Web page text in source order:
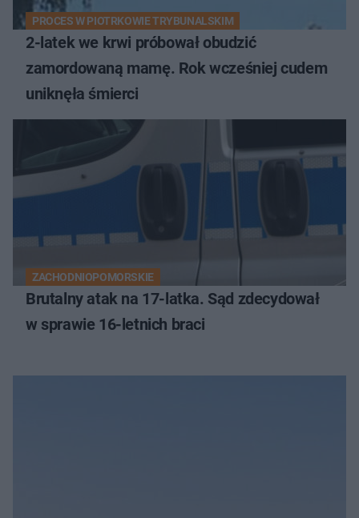
PROCES W PIOTRKOWIE TRYBUNALSKIM
2-latek we krwi próbował obudzić
zamordowaną mamę. Rok wcześniej cudem
uniknęła śmierci
ZACHODNIOPOMORSKIE
Brutalny atak na 17-latka. Sąd zdecydował
w sprawie 16-letnich braci